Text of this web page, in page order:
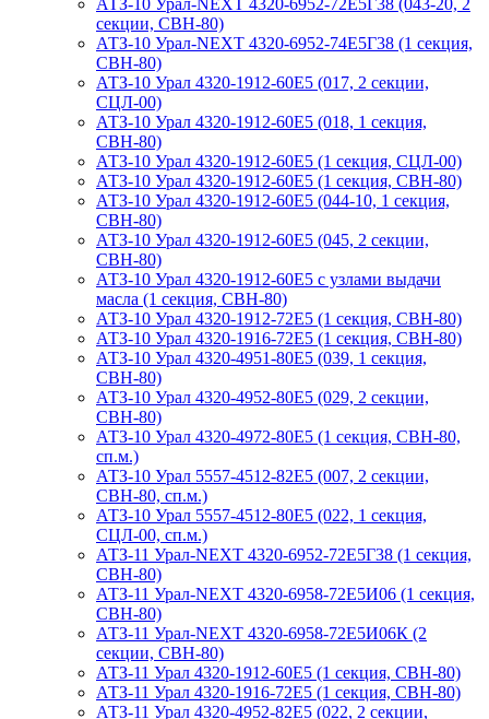
АТЗ-10 Урал-NEXT 4320-6952-72Е5Г38 (043-20, 2
секции, СВН-80)
АТЗ-10 Урал-NEXT 4320-6952-74Е5Г38 (1 секция,
СВН-80)
АТЗ-10 Урал 4320-1912-60Е5 (017, 2 секции,
СЦЛ-00)
АТЗ-10 Урал 4320-1912-60Е5 (018, 1 секция,
СВН-80)
АТЗ-10 Урал 4320-1912-60Е5 (1 секция, СЦЛ-00)
АТЗ-10 Урал 4320-1912-60Е5 (1 секция, СВН-80)
АТЗ-10 Урал 4320-1912-60Е5 (044-10, 1 секция,
СВН-80)
АТЗ-10 Урал 4320-1912-60Е5 (045, 2 секции,
СВН-80)
АТЗ-10 Урал 4320-1912-60Е5 с узлами выдачи
масла (1 секция, СВН-80)
АТЗ-10 Урал 4320-1912-72Е5 (1 секция, СВН-80)
АТЗ-10 Урал 4320-1916-72Е5 (1 секция, СВН-80)
АТЗ-10 Урал 4320-4951-80Е5 (039, 1 секция,
СВН-80)
АТЗ-10 Урал 4320-4952-80Е5 (029, 2 секции,
СВН-80)
АТЗ-10 Урал 4320-4972-80Е5 (1 секция, СВН-80,
сп.м.)
АТЗ-10 Урал 5557-4512-82Е5 (007, 2 секции,
СВН-80, сп.м.)
АТЗ-10 Урал 5557-4512-80Е5 (022, 1 секция,
СЦЛ-00, сп.м.)
АТЗ-11 Урал-NEXT 4320-6952-72Е5Г38 (1 секция,
СВН-80)
АТЗ-11 Урал-NEXT 4320-6958-72Е5И06 (1 секция,
СВН-80)
АТЗ-11 Урал-NEXT 4320-6958-72Е5И06К (2
секции, СВН-80)
АТЗ-11 Урал 4320-1912-60Е5 (1 секция, СВН-80)
АТЗ-11 Урал 4320-1916-72Е5 (1 секция, СВН-80)
АТЗ-11 Урал 4320-4952-82Е5 (022, 2 секции,